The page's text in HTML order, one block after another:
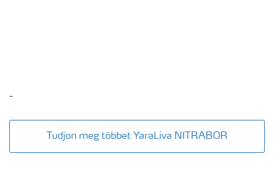
-
Tudjon meg többet YaraLiva NITRABOR